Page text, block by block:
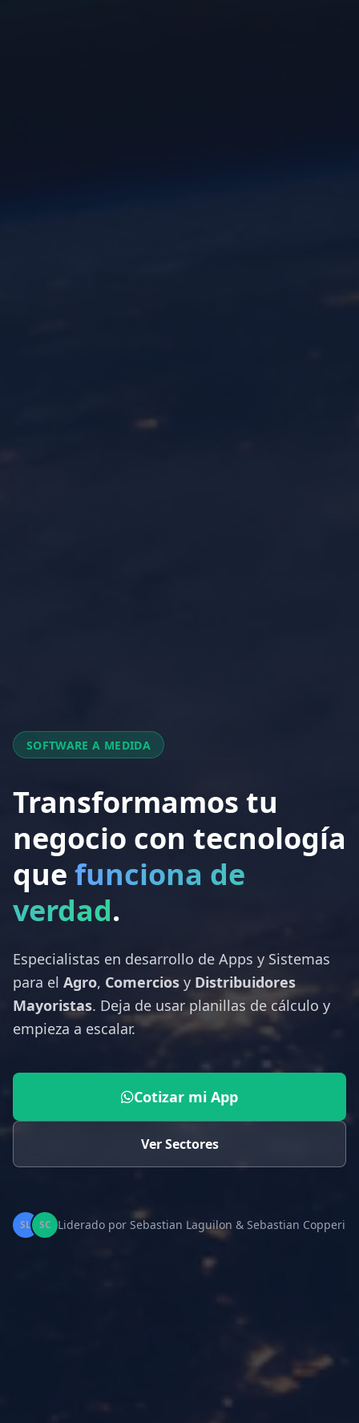
SOFTWARE A MEDIDA
Transformamos tu
negocio con tecnología
que funciona de
verdad.
Especialistas en desarrollo de Apps y Sistemas
para el Agro, Comercios y Distribuidores
Mayoristas. Deja de usar planillas de cálculo y
empieza a escalar.
Cotizar mi App
Ver Sectores
SL SC Liderado por Sebastian Laguilon & Sebastian Copperi